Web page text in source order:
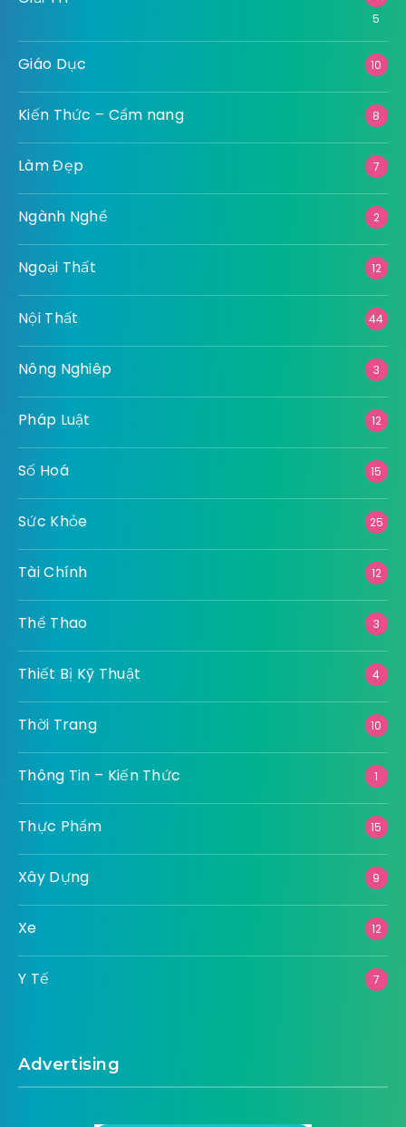
5
Giáo Dục 10
Kiến Thức – Cẩm nang 8
Làm Đẹp 7
Ngành Nghề 2
Ngoại Thất 12
Nội Thất 44
Nông Nghiêp 3
Pháp Luật 12
Số Hoá 15
Sức Khỏe 25
Tài Chính 12
Thể Thao 3
Thiết Bị Kỹ Thuật 4
Thời Trang 10
Thông Tin – Kiến Thức 1
Thực Phẩm 15
Xây Dựng 9
Xe 12
Y Tế 7
Advertising